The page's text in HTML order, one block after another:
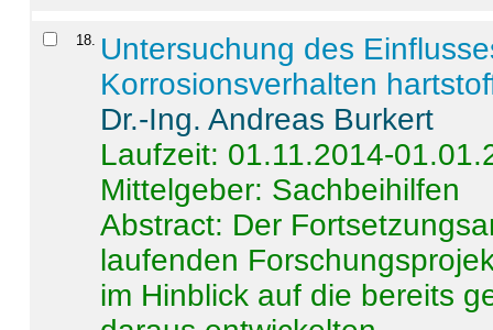
18
Untersuchung des
Korrosionsverhalten
Dr.-Ing. Andreas Burkert
Laufzeit: 01.11.2014-
Mittelgeber: Sachbeihilfen
Abstract: Der
laufenden
im Hinblick auf die bereits